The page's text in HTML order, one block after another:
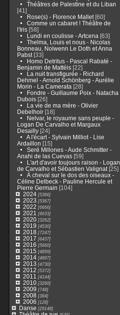
Théâtres de Palestine et du Liban
[41]
Rose(s) - Florence Mallet[60]
Comme un cabaret ! Théâtre de
l'Iris[58]
Lundi en coulisse - Artcena [63]
Thelma, Louis et nous - Nicolas
Bonneau, Nolwenn Le Doth et Anna
Pabst[33]
Homo Detritus - Pascal Rabaté -
Benjamin de Mattéis[22]
La nuit transfigurée - Richard
Dehmel - Arnold Schönberg - Aurélie
Morin - La Camerata [28]
Fondre - Guillaume Poix - Natacha
Dubois[26]
La vie de ma mère - Olivier
Debelhoir[18]
Nelvar, le royaume sans peuple -
Logan De Carvalho et Margaux
Desailly[24]
A l'écart - Sylvain Milliot - Lise
Ardaillon [15]
Seré Millones - Aude Schmitter -
Anahi de las Cuevas[59]
L'art d'avoir toujours raison - Logan
de Carvalho et Sébastien Valignat[25]
À cheval sur le dos des oiseaux -
Céline Delbeck - Pauline Hercule et
Pierre Germain [104]
2024[5366]
2023 [5367]
2022 [6666]
2021 [6633]
2020[3262]
2019 [4530]
2018 [7247]
2017 [6437]
2016 [5660]
2015 [4899]
2014[4897]
2013 [4730]
2012 [5372]
2011 [4144]
2010[3260]
2009 [748]
2008 [384]
2006 [128]
Danse [29148]